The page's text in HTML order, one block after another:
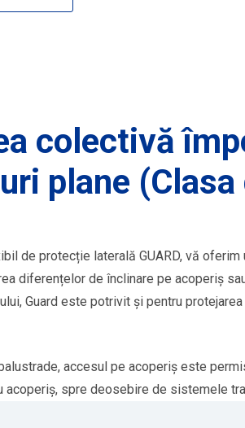
colectivă
plane
de protecție laterală GUARD, vă
diferențelor de înclinare pe acoperiș
Guard este potrivit și pentru
accesul pe acoperiș este
acoperiș, spre deosebire de sistemele